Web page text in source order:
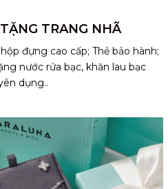
TRANG NHÃ
đựng cao cấp; Thẻ bảo hành;
nước rửa bạc, khăn lau bạc
dụng..